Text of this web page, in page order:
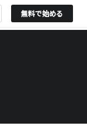
無料で始める